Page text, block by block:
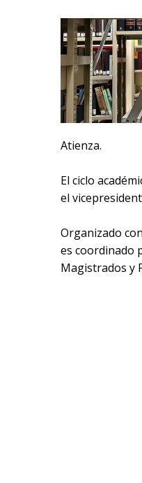
Atienza.
El ciclo
el
Organizado
es coordinado
Magistrados y